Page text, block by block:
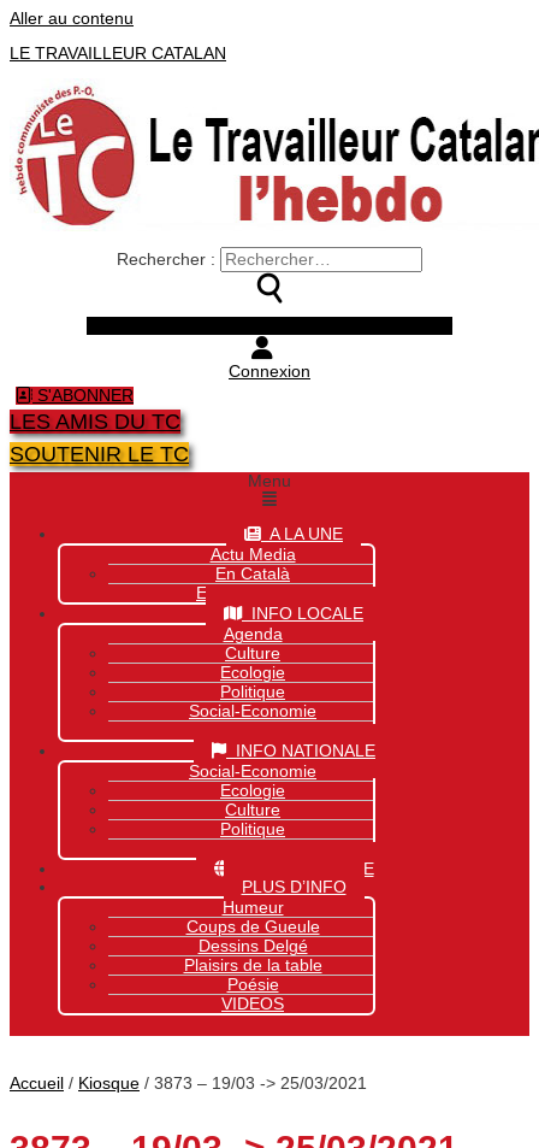
Aller au contenu
LE TRAVAILLEUR CATALAN
Rechercher :
Connexion
S'ABONNER
LES AMIS DU TC
SOUTENIR LE TC
Menu
A LA UNE
Actu Media
En Català
Exclusivité Site
INFO LOCALE
Agenda
Culture
Ecologie
Politique
Social-Economie
INFO NATIONALE
Social-Economie
Ecologie
Culture
Politique
INFO MONDIALE
PLUS D’INFO
Humeur
Coups de Gueule
Dessins Delgé
Plaisirs de la table
Poésie
VIDEOS
Accueil / Kiosque / 3873 – 19/03 -> 25/03/2021